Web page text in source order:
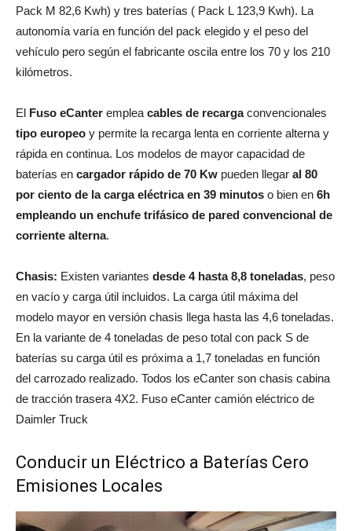
Pack M 82,6 Kwh) y tres baterías ( Pack L 123,9 Kwh). La
autonomía varía en función del pack elegido y el peso del
vehículo pero según el fabricante oscila entre los 70 y los 210
kilómetros.
El Fuso eCanter emplea cables de recargaconvencionales
tipo europeo y permite la recarga lenta en corriente alterna y
rápida en continua. Los modelos de mayor capacidad de
baterías en cargador rápido de 70 Kw pueden llegar al 80
por ciento de la carga eléctrica en 39 minutos o bien en 6h
empleando un enchufe trifásico de pared convencional de
corriente alterna.
Chasis: Existen variantes desde 4 hasta 8,8 toneladas, peso
en vacío y carga útil incluidos. La carga útil máxima del
modelo mayor en versión chasis llega hasta las 4,6 toneladas.
En la variante de 4 toneladas de peso total con pack S de
baterías su carga útil es próxima a 1,7 toneladas en función
del carrozado realizado. Todos los eCanter son chasis cabina
de tracción trasera 4X2. Fuso eCanter camión eléctrico de
Daimler Truck
Conducir un Eléctrico a Baterías Cero
Emisiones Locales